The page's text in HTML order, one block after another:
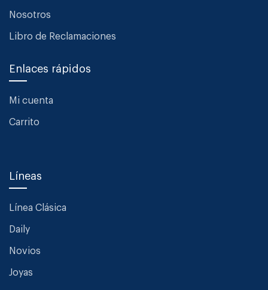
Nosotros
Libro de Reclamaciones
Enlaces rápidos
Mi cuenta
Carrito
Líneas
Línea Clásica
Daily
Novios
Joyas